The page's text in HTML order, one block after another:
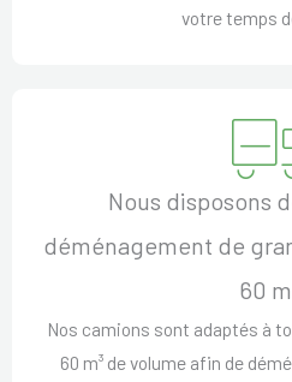
votre temps
Nous disposons
déménagement de
60
Nos camions sont adaptés à
60 m³ de volume afin de